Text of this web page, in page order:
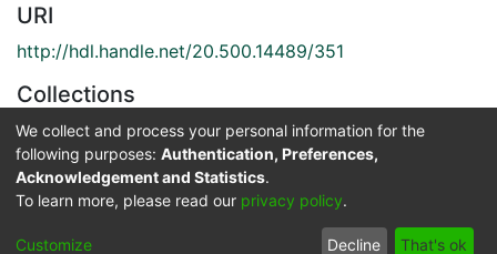
URI
http://hdl.handle.net/20.500.14489/351
Collections
Medicina Veterinaria
Full item page
Cookie
End User
Send
We collect and process your personal information for the
following purposes: Authentication, Preferences,
Acknowledgement and Statistics.
To learn more, please read our privacy policy.
Customize Decline That's ok